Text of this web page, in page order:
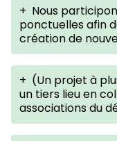
+ Nous
ponctuelles afin
création de
+ (Un projet à
un tiers lieu en
associations du